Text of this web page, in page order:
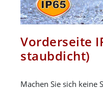
Vorderseite
staubdicht)
Machen Sie sich keine